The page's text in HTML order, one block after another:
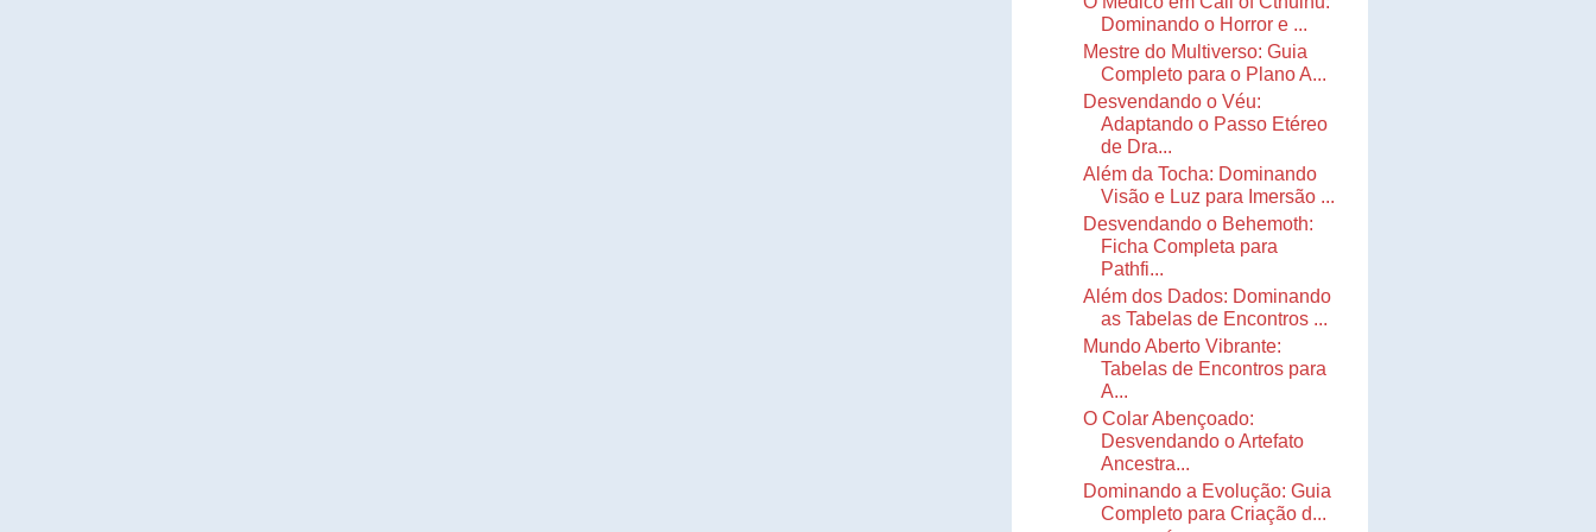
Dominando o Horror e ...
Mestre do Multiverso: Guia
Completo para o Plano A...
Desvendando o Véu:
Adaptando o Passo Etéreo
de Dra...
Além da Tocha: Dominando
Visão e Luz para Imersão ...
Desvendando o Behemoth:
Ficha Completa para
Pathfi...
Além dos Dados: Dominando
as Tabelas de Encontros ...
Mundo Aberto Vibrante:
Tabelas de Encontros para
A...
O Colar Abençoado:
Desvendando o Artefato
Ancestra...
Dominando a Evolução: Guia
Completo para Criação d...